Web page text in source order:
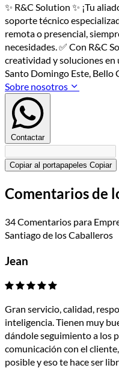
✨ R&C Solution ✨ ¡Tu
soporte técnico
remota o presencial,
necesidades. ✅ Con R&C
creatividad y soluciones en
Santo Domingo Este, Bello
Sobre nosotros
Contactar
Copiar al portapapeles Copiar
Comentarios de
34 Comentarios para
Santiago de los Caballeros
Jean
Gran servicio, calidad,
inteligencia. Tienen muy
dándole seguimiento a los
comunicación con el
posible y eso te hace ser